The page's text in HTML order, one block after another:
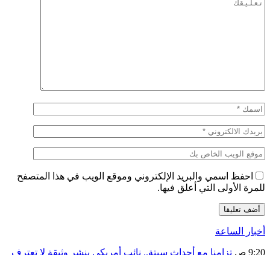
احفظ اسمي والبريد الإلكتروني وموقع الويب في هذا المتصفح
للمرة الأولى التي أعلق فيها.
أخبار الساعة
9:20 ص
تزامنا مع أحداث سبتة.. نائب أمريكي ينشر وثيقة لا تعترف